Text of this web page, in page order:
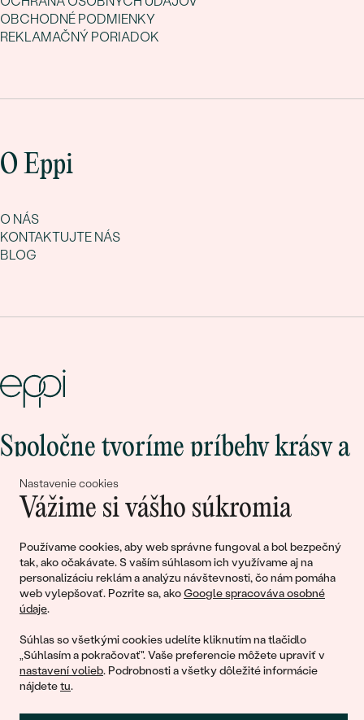
Nastavenie cookies
Vážime si vášho súkromia
Používame cookies, aby web správne fungoval a bol bezpečný
tak, ako očakávate. S vaším súhlasom ich využívame aj na
personalizáciu reklám a analýzu návštevnosti, čo nám pomáha
web vylepšovať. Pozrite sa, akoGoogle spracováva osobné
údaje.
Súhlas so všetkými cookies udelíte kliknutím na tlačidlo
„Súhlasím a pokračovať". Vaše preferencie môžete upraviť v
nastavení volieb. Podrobnosti a všetky dôležité informácie
nájdetetu.
OBCHODNÉ PODMIENKY
REKLAMAČNÝ PORIADOK
O Eppi
O NÁS
KONTAKTUJTE NÁS
BLOG
Spoločne tvoríme príbehy krásy a
lásky
© 2011 - 2026, Eppi.sk